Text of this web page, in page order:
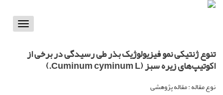
Toggle
تنوع ژنتیکی نمو فیزیولوژیک بذر طی رسیدگی در برخی از
اکوتیپ‌های زیره‌ سبز (Cuminum cyminum L.)
نوع مقاله : مقاله پژوهشی